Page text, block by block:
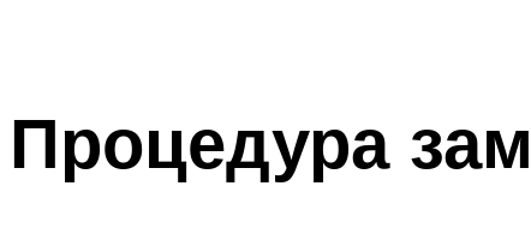
Процедура